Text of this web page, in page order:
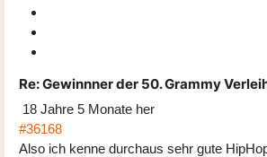
Re:Gewinnner der 50. Grammy
18 Jahre 5 Monate her
#36168
Also ich kenne durchaus sehr gute